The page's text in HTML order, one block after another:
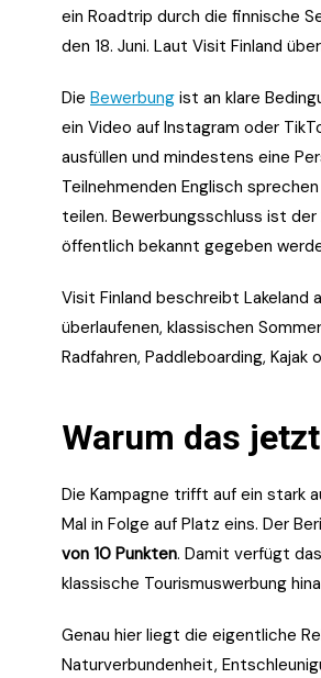
ein Roadtrip durch die finnische
den 18. Juni. Laut Visit Finland
Die Bewerbung ist an klare
ein Video auf Instagram oder
ausfüllen und mindestens eine
Teilnehmenden Englisch
teilen. Bewerbungsschluss ist der
öffentlich bekannt gegeben
Visit Finland beschreibt Lakeland
überlaufenen, klassischen
Radfahren, Paddleboarding, Kajak
Warum das
Die Kampagne trifft auf ein stark
Mal in Folge auf Platz eins. Der
von 10 Punkten. Damit verfügt
klassische Tourismuswerbung
Genau hier liegt die eigentliche
Naturverbundenheit,